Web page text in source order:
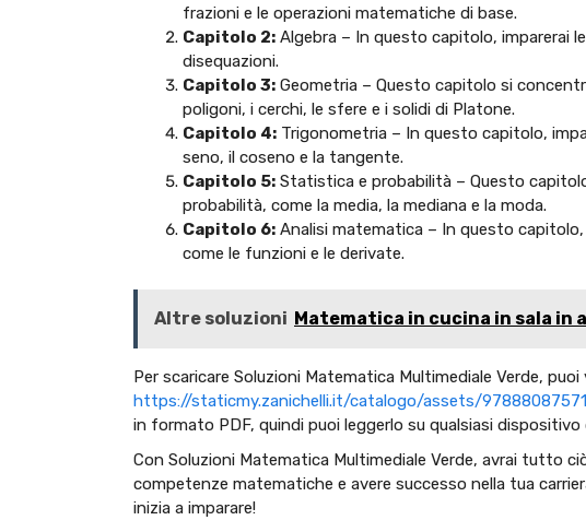
frazioni e le operazioni matematiche di base.
Capitolo 2: Algebra – In questo capitolo, imparerai
disequazioni.
Capitolo 3: Geometria – Questo capitolo si
poligoni, i cerchi, le sfere e i solidi di Platone.
Capitolo 4: Trigonometria – In questo capitolo,
seno, il coseno e la tangente.
Capitolo 5: Statistica e probabilità – Questo
probabilità, come la media, la mediana e la moda.
Capitolo 6: Analisi matematica – In questo capitolo,
come le funzioni e le derivate.
Altre soluzioni Matematica in cucina in sala in
Per scaricare Soluzioni Matematica Multimediale Verde,
https://staticmy.zanichelli.it/catalogo/assets/
in formato PDF, quindi puoi leggerlo su qualsiasi
Con Soluzioni Matematica Multimediale Verde, avrai tutto
competenze matematiche e avere successo nella tua
inizia a imparare!